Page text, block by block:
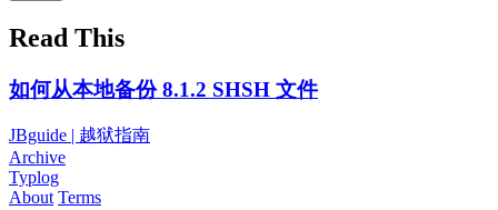
Read This
如何从本地备份 8.1.2 SHSH 文件
JBguide | 越狱指南
Archive
Typlog
About Terms